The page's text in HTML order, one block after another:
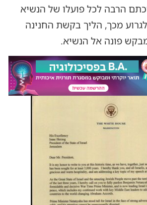
הרבה לכל פועלו של הנשיא
מכך, הליך בקשת החנינה
פונה אל הנשיא.